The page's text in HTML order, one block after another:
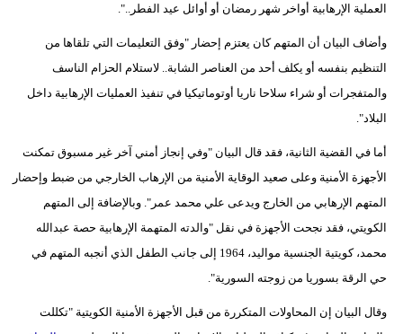
العملية الإرهابية أواخر شهر رمضان أو أوائل عيد الفطر..".
وأضاف البيان أن المتهم كان يعتزم إحضار "وفق التعليمات التي تلقاها من
التنظيم بنفسه أو يكلف أحد من العناصر الشابة.. لاستلام الحزام الناسف
والمتفجرات أو شراء سلاحا ناريا أوتوماتيكيا في تنفيذ العمليات الإرهابية داخل
البلاد".
أما في القضية الثانية، فقد قال البيان "وفي إنجاز أمني آخر غير مسبوق تمكنت
الأجهزة الأمنية وعلى صعيد الوقاية الأمنية من الإرهاب الخارجي من ضبط وإحضار
المتهم الإرهابي من الخارج ويدعى علي محمد عمر". وبالإضافة إلى المتهم
الكويتي، فقد نجحت الأجهزة في نقل "والدته المتهمة الإرهابية حصة عبدالله
محمد، كويتية الجنسية مواليد، 1964 إلى جانب الطفل الذي أنجبه المتهم في
حي الرقة بسوريا من زوجته السورية".
وقال البيان إن المحاولات المتكررة من قبل الأجهزة الأمنية الكويتية "تكللت